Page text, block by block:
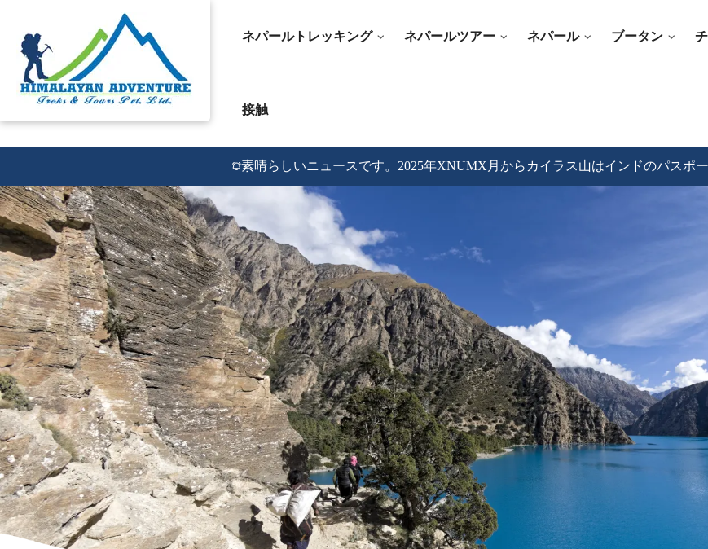
ネパールトレッキング ネパールツアー ネパール ブータン
接触
素晴らしいニュースです。2025年XNUMX月からカイラス山はインドのパスポ